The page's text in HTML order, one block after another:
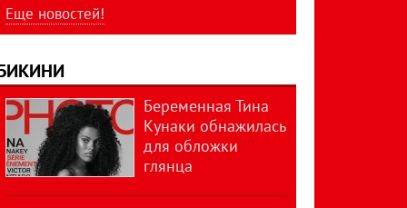
Еще новостей!
Беременная Тина
Кунаки обнажилась
для обложки
глянца